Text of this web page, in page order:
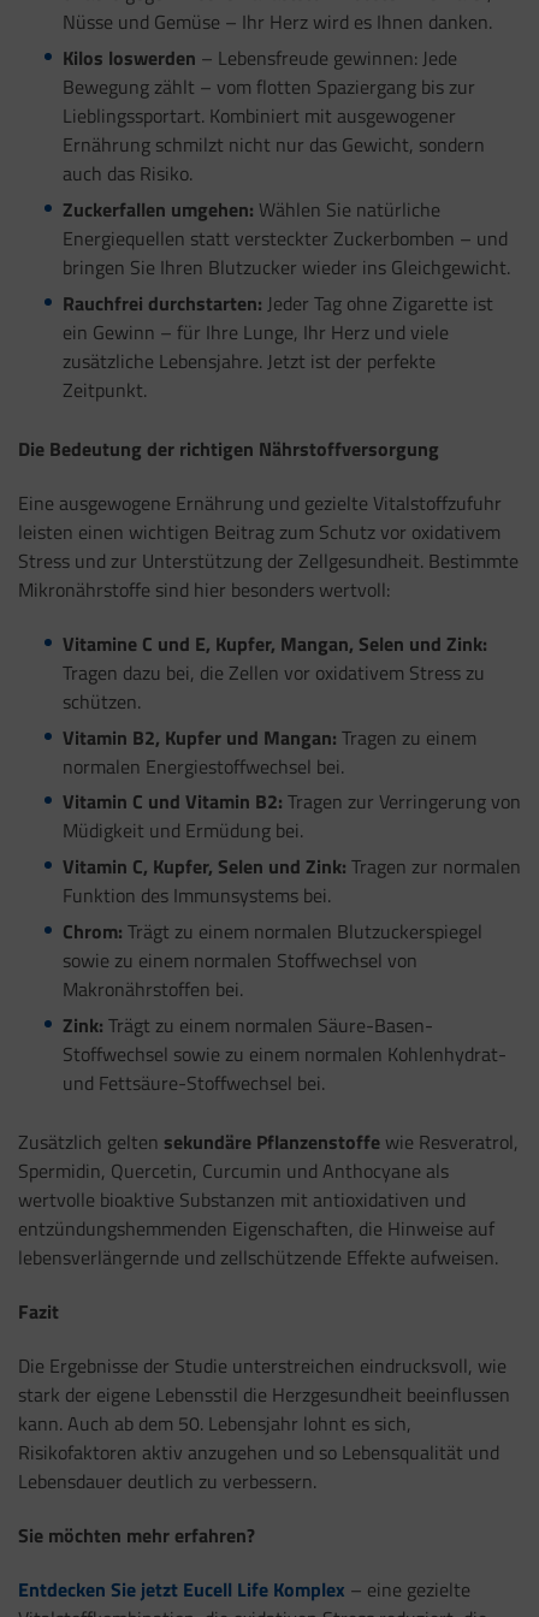
Nüsse und Gemüse – Ihr Herz wird es Ihnen danken.
Kilos loswerden – Lebensfreude gewinnen: Jede
Bewegung zählt – vom flotten Spaziergang bis zur
Lieblingssportart. Kombiniert mit ausgewogener
Ernährung schmilzt nicht nur das Gewicht, sondern
auch das Risiko.
Zuckerfallen umgehen: Wählen Sie natürliche
Energiequellen statt versteckter Zuckerbomben – und
bringen Sie Ihren Blutzucker wieder ins Gleichgewicht.
Rauchfrei durchstarten: Jeder Tag ohne Zigarette ist
ein Gewinn – für Ihre Lunge, Ihr Herz und viele
zusätzliche Lebensjahre. Jetzt ist der perfekte
Zeitpunkt.
Die Bedeutung der richtigen Nährstoffversorgung
Eine ausgewogene Ernährung und gezielte Vitalstoffzufuhr
leisten einen wichtigen Beitrag zum Schutz vor oxidativem
Stress und zur Unterstützung der Zellgesundheit. Bestimmte
Mikronährstoffe sind hier besonders wertvoll:
Vitamine C und E, Kupfer, Mangan, Selen und Zink:
Tragen dazu bei, die Zellen vor oxidativem Stress zu
schützen.
Vitamin B2, Kupfer und Mangan: Tragen zu einem
normalen Energiestoffwechsel bei.
Vitamin C und Vitamin B2: Tragen zur Verringerung von
Müdigkeit und Ermüdung bei.
Vitamin C, Kupfer, Selen und Zink: Tragen zur normalen
Funktion des Immunsystems bei.
Chrom: Trägt zu einem normalen Blutzuckerspiegel
sowie zu einem normalen Stoffwechsel von
Makronährstoffen bei.
Zink: Trägt zu einem normalen Säure-Basen-
Stoffwechsel sowie zu einem normalen Kohlenhydrat-
und Fettsäure-Stoffwechsel bei.
Zusätzlich gelten sekundäre Pflanzenstoffe wie Resveratrol,
Spermidin, Quercetin, Curcumin und Anthocyane als
wertvolle bioaktive Substanzen mit antioxidativen und
entzündungshemmenden Eigenschaften, die Hinweise auf
lebensverlängernde und zellschützende Effekte aufweisen.
Fazit
Die Ergebnisse der Studie unterstreichen eindrucksvoll, wie
stark der eigene Lebensstil die Herzgesundheit beeinflussen
kann. Auch ab dem 50. Lebensjahr lohnt es sich,
Risikofaktoren aktiv anzugehen und so Lebensqualität und
Lebensdauer deutlich zu verbessern.
Sie möchten mehr erfahren?
Entdecken Sie jetzt Eucell Life Komplex – eine gezielte